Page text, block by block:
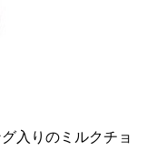
入りのミルクチョ